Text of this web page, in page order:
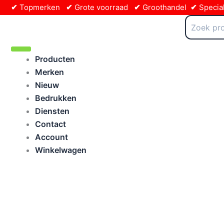
inhoud
✔ Topmerken ✔ Grote voorraad ✔ Groothandel ✔
Zoeken
naar:
Producten
Merken
Nieuw
Bedrukken
Diensten
Contact
Account
Winkelwagen